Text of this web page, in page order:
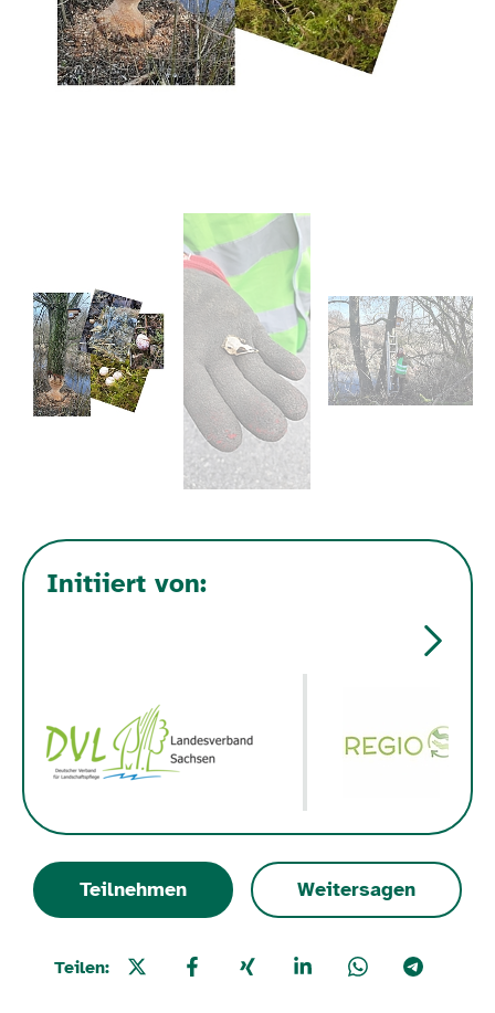
Initiiert von:
Teilnehmen Weitersagen
Teilen: